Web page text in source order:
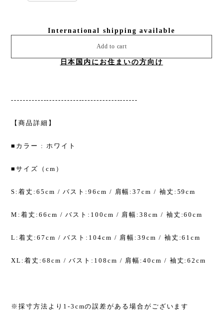
International shipping available
Add to cart
日本国内にお住まいの方向け
-------------------------------------------
【商品詳細】
■カラー : ホワイト
■サイズ（cm）
S:着丈:65cm / バスト:96cm / 肩幅:37cm / 袖丈:59cm
M:着丈:66cm / バスト:100cm / 肩幅:38cm / 袖丈:60cm
L:着丈:67cm / バスト:104cm / 肩幅:39cm / 袖丈:61cm
XL:着丈:68cm / バスト:108cm / 肩幅:40cm / 袖丈:62cm
※採寸方法より1-3cmの誤差がある場合がございます